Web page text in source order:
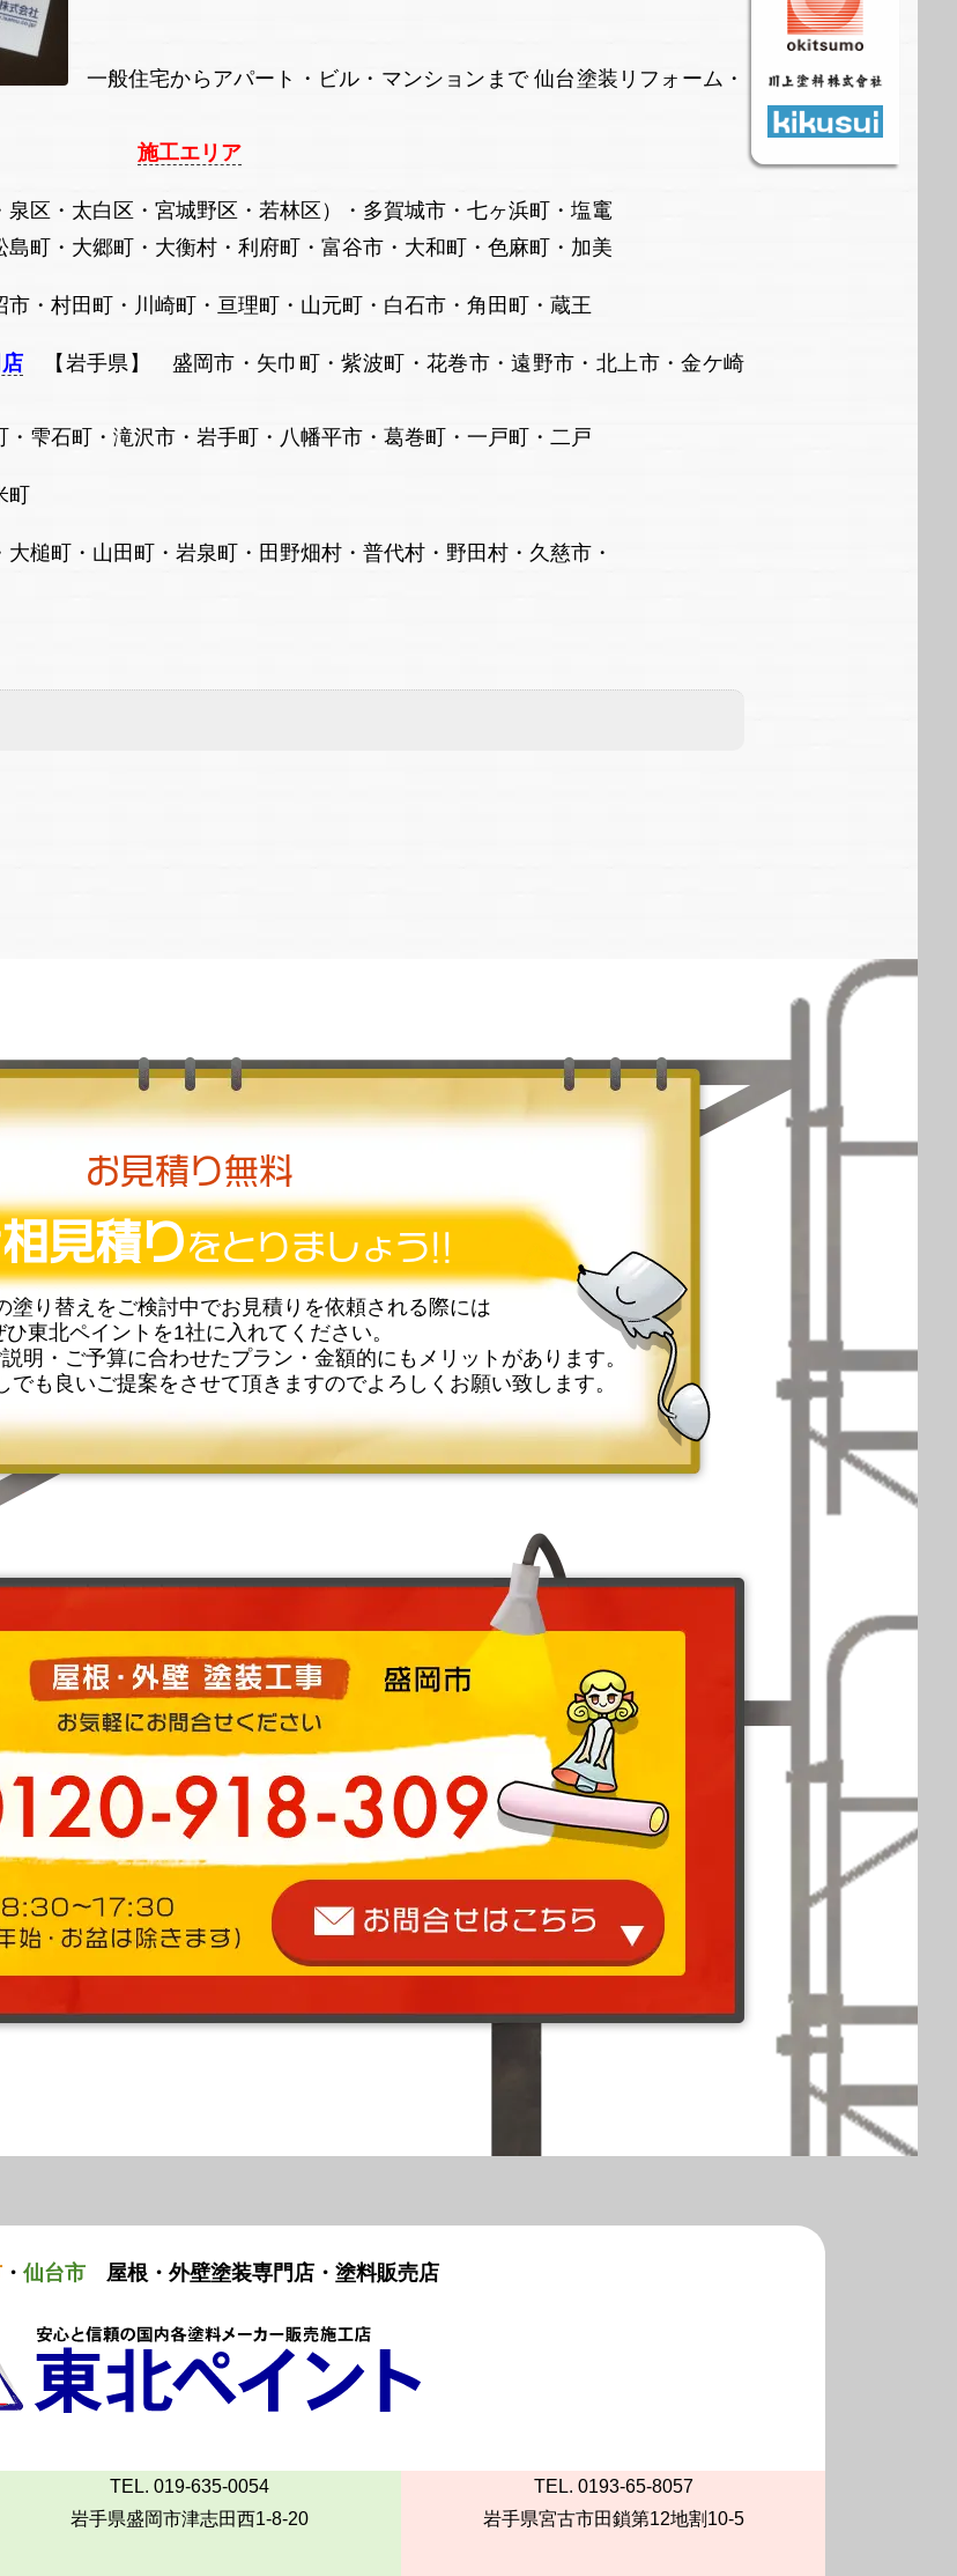
一般住宅からアパート・ビル・マンションまで 仙台塗装リフォーム・
施工エリア
区・太白区・宮城野区・若林区）・多賀城市・七ヶ浜町・塩竃
大衡村・利府町・富谷市・大和町・色麻町・加美
川崎町・亘理町・山元町・白石市・角田町・蔵王
【岩手県】 盛岡市・矢巾町・紫波町・花巻市・遠野市・北上市・金ケ崎
沢市・岩手町・八幡平市・葛巻町・一戸町・二戸
槌町・山田町・岩泉町・田野畑村・普代村・野田村・久慈市・
お見積り無料
相見積りをとりましょう!!
塗り替えをご検討中でお見積りを依頼される際には
ひ東北ペイントを1社に入れてください。
明・ご予算に合わせたプラン・金額的にもメリットがあります。
でも良いご提案をさせて頂きますのでよろしくお願い致します。
・ 仙台市 屋根・外壁塗装専門店・塗料販売店
TEL. 019-635-0054
岩手県盛岡市津志田西1-8-20
TEL. 0193-65-8057
岩手県宮古市田鎖第12地割10-5